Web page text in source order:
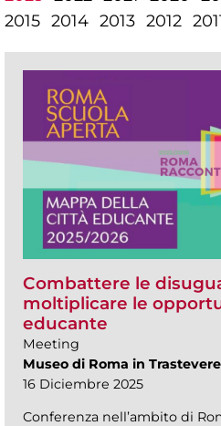
2015 2014 2013 2012
Combattere le
moltiplicare le
educante
Meeting
Museo di Roma in Trastevere
16 Diciembre 2025
Conferenza nell’ambito di